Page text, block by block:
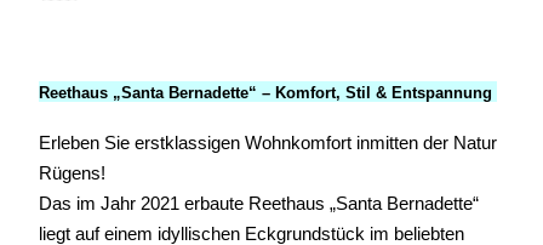
Reethaus „Santa Bernadette“ – Komfort, Stil & Entspannung
Erleben Sie erstklassigen Wohnkomfort inmitten der Natur
Rügens!
Das im Jahr 2021 erbaute Reethaus „Santa Bernadette“
liegt auf einem idyllischen Eckgrundstück im beliebten